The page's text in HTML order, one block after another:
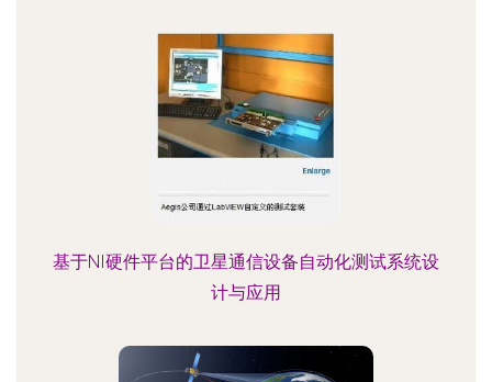
基于NI硬件平台的卫星通信设备自动化测试系统设
计与应用